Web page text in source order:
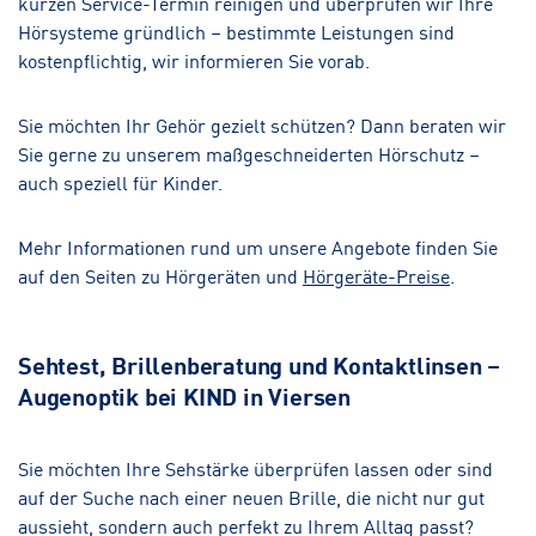
Hörsysteme gründlich – bestimmte Leistungen sind
kostenpflichtig, wir informieren Sie vorab.
Sie möchten Ihr Gehör gezielt schützen? Dann beraten wir
Sie gerne zu unserem maßgeschneiderten Hörschutz –
auch speziell für Kinder.
Mehr Informationen rund um unsere Angebote finden Sie
auf den Seiten zu Hörgeräten und Hörgeräte-Preise
Sehtest, Brillenberatung und Kontaktlinsen –
Augenoptik bei KIND in Viersen
Sie möchten Ihre Sehstärke überprüfen lassen oder sind
auf der Suche nach einer neuen Brille, die nicht nur gut
aussieht, sondern auch perfekt zu Ihrem Alltag passt?